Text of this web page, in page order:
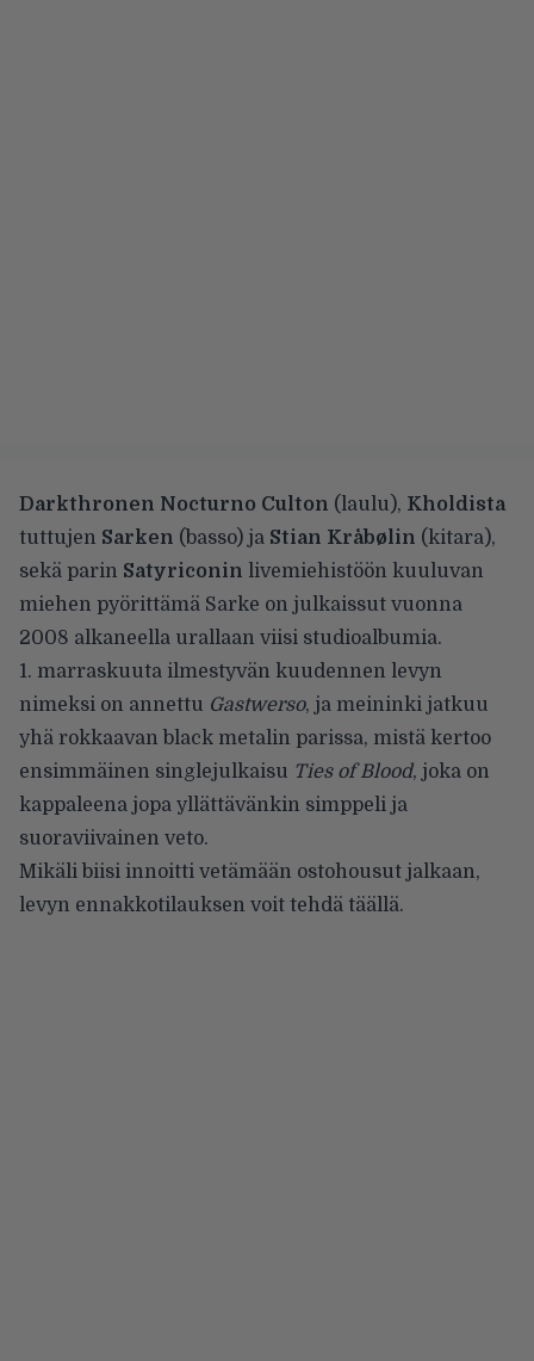
Darkthronen Nocturno Culton (laulu), Kholdista
tuttujen Sarken (basso) ja Stian Kråbølin (kitara),
sekä parin Satyriconin livemiehistöön kuuluvan
miehen pyörittämä Sarke on julkaissut vuonna
2008 alkaneella urallaan viisi studioalbumia.
1. marraskuuta ilmestyvän kuudennen levyn
nimeksi on annettu Gastwerso, ja meininki jatkuu
yhä rokkaavan black metalin parissa, mistä kertoo
ensimmäinen singlejulkaisu Ties of Blood, joka on
kappaleena jopa yllättävänkin simppeli ja
suoraviivainen veto.
Mikäli biisi innoitti vetämään ostohousut jalkaan,
levyn ennakkotilauksen voit tehdä täällä.